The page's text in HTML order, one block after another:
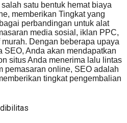
satu bentuk hemat biaya
memberikan Tingkat yang
perbandingan untuk alat
media sosial, iklan PPC,
Dengan beberapa upaya
SEO, Anda akan mendapatkan
situs Anda menerima lalu lintas
pemasaran online, SEO adalah
tingkat pengembalian